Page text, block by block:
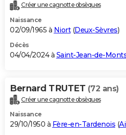
Créer une cagnotte obsèques
Naissance
02/09/1965 à Niort(Deux-Sèvres)
Décès
04/04/2024 à Saint-Jean-de-
Bernard TRUTET (72 ans)
Créer une cagnotte obsèques
Naissance
29/10/1950 à Fère-en-Tardenois (